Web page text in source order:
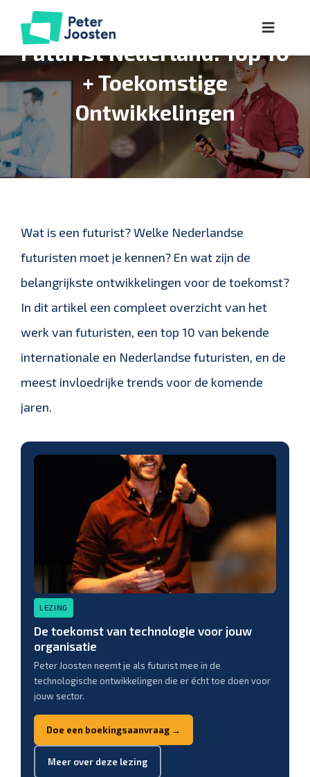
naar
inhoud
Toggle
Over
Lezingen
Workshops
Referenties
Futurist Nederland: Top 10
+ Toekomstige
Ontwikkelingen
Wat is een futurist? Welke Nederlandse
futuristen moet je kennen? En wat zijn de
belangrijkste ontwikkelingen voor de toekomst?
In dit artikel een compleet overzicht van het
werk van futuristen, een top 10 van bekende
internationale en Nederlandse futuristen, en de
meest invloedrijke trends voor de komende
jaren.
LEZING
De toekomst van technologie voor jouw
organisatie
Peter Joosten neemt je als futurist mee in de
technologische ontwikkelingen die er écht toe doen voor
jouw sector.
Doe een boekingsaanvraag →
Meer over deze lezing